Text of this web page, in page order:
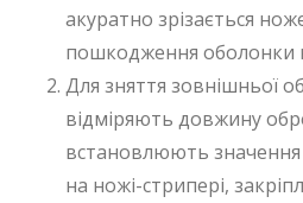
акуратно зрізається
пошкодження оболонки
Для зняття зовнішньої
відміряють довжину
встановлюють
на ножі-стрипері,